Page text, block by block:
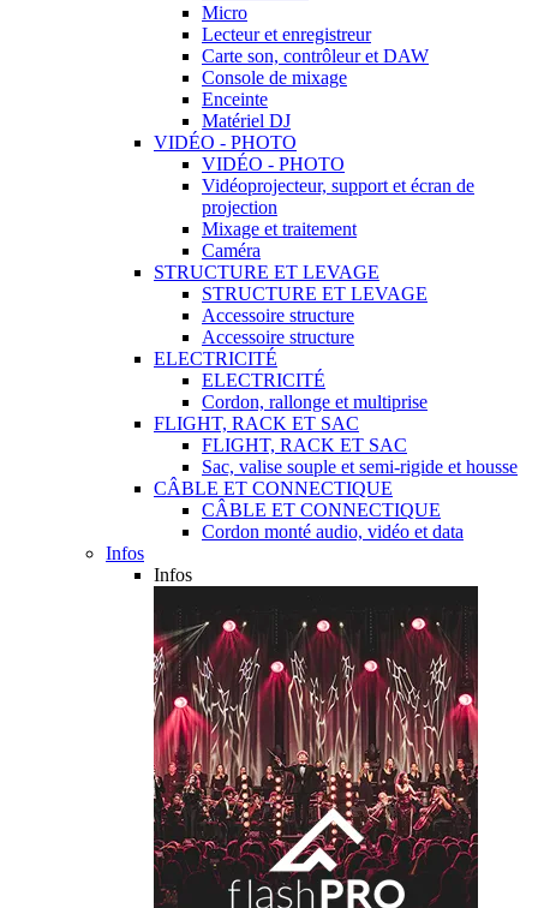
Micro
Lecteur et enregistreur
Carte son, contrôleur et DAW
Console de mixage
Enceinte
Matériel DJ
VIDÉO - PHOTO
VIDÉO - PHOTO
Vidéoprojecteur, support et écran de
projection
Mixage et traitement
Caméra
STRUCTURE ET LEVAGE
STRUCTURE ET LEVAGE
Accessoire structure
Accessoire structure
ELECTRICITÉ
ELECTRICITÉ
Cordon, rallonge et multiprise
FLIGHT, RACK ET SAC
FLIGHT, RACK ET SAC
Sac, valise souple et semi-rigide et housse
CÂBLE ET CONNECTIQUE
CÂBLE ET CONNECTIQUE
Cordon monté audio, vidéo et data
Infos
Infos